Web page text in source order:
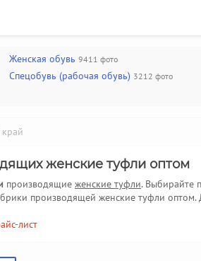
Женская обувь 9411 фото
Спецобувь (рабочая обувь) 3212 фото
женские туфли оптом
производящие женские туфли. Выбирайте
производящей женские туфли оптом.
лист